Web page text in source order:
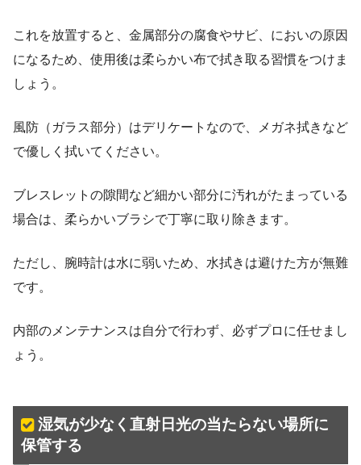
これを放置すると、金属部分の腐食やサビ、においの原因
になるため、使用後は柔らかい布で拭き取る習慣をつけま
しょう。
風防（ガラス部分）はデリケートなので、メガネ拭きなど
で優しく拭いてください。
ブレスレットの隙間など細かい部分に汚れがたまっている
場合は、柔らかいブラシで丁寧に取り除きます。
ただし、腕時計は水に弱いため、水拭きは避けた方が無難
です。
内部のメンテナンスは自分で行わず、必ずプロに任せまし
ょう。
湿気が少なく直射日光の当たらない場所に
保管する